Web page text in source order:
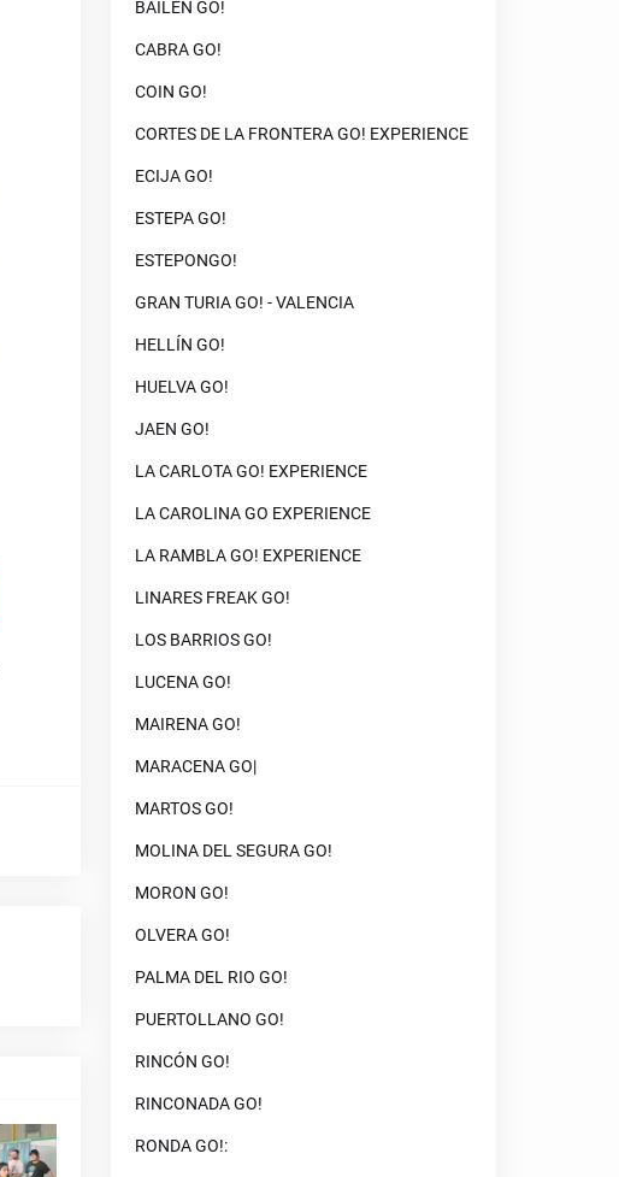
BAILÉN GO!
CABRA GO!
COIN GO!
CORTES DE LA FRONTERA GO! EXPERIENCE
ECIJA GO!
ESTEPA GO!
ESTEPONGO!
GRAN TURIA GO! - VALENCIA
HELLÍN GO!
HUELVA GO!
JAEN GO!
LA CARLOTA GO! EXPERIENCE
LA CAROLINA GO EXPERIENCE
LA RAMBLA GO! EXPERIENCE
LINARES FREAK GO!
LOS BARRIOS GO!
LUCENA GO!
MAIRENA GO!
MARACENA GO|
MARTOS GO!
MOLINA DEL SEGURA GO!
MORON GO!
OLVERA GO!
PALMA DEL RIO GO!
PUERTOLLANO GO!
RINCÓN GO!
RINCONADA GO!
RONDA GO!: